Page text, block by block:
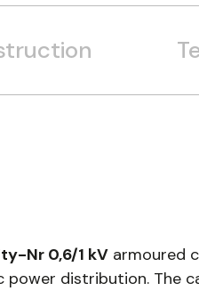
Nr 0,6/1 kV armoured
power distribution. The